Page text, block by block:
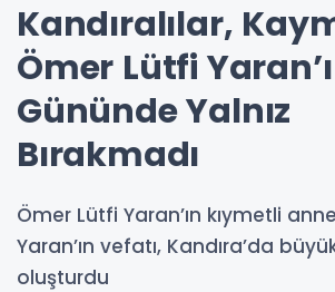
Kandıralılar,
Ömer Lütfi Yaran’ı
Gününde Yalnız
Bırakmadı
Ömer Lütfi Yaran’ın kıymetli
Yaran’ın vefatı, Kandıra’da
oluşturdu